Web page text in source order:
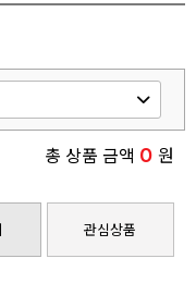
총 상품 금액 0 원
관심상품